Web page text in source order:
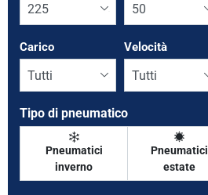
Carico Velocità
Tipo di pneumatico
Pneumatici
inverno
Pneumatici
estate